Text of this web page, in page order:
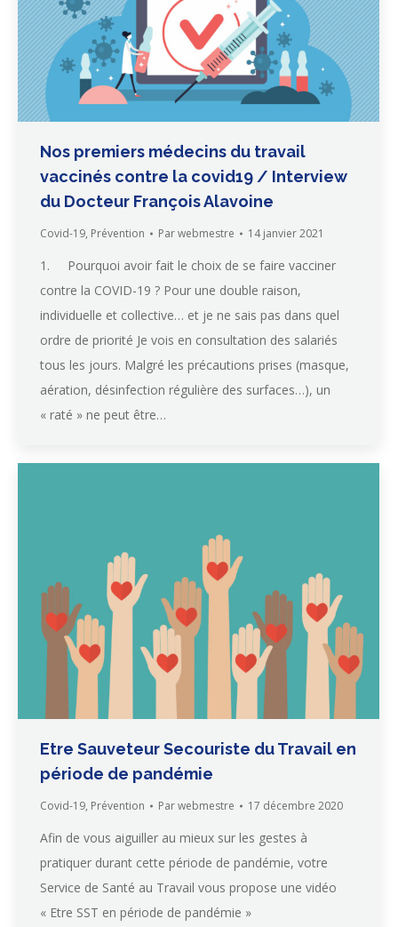
Nos premiers médecins du travail
vaccinés contre la covid19 / Interview
du Docteur François Alavoine
Covid-19, Prévention Parwebmestre 14 janvier 2021
1. Pourquoi avoir fait le choix de se faire vacciner
contre la COVID-19 ? Pour une double raison,
individuelle et collective… et je ne sais pas dans quel
ordre de priorité Je vois en consultation des salariés
tous les jours. Malgré les précautions prises (masque,
aération, désinfection régulière des surfaces…), un
« raté » ne peut être…
Etre Sauveteur Secouriste du Travail en
période de pandémie
Covid-19, Prévention Parwebmestre 17 décembre 2020
Afin de vous aiguiller au mieux sur les gestes à
pratiquer durant cette période de pandémie, votre
Service de Santé au Travail vous propose une vidéo
« Etre SST en période de pandémie »